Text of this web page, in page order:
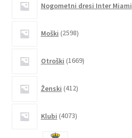
Nogometni dresi Inter Miami
Moški 2598izdelkov
Otroški 1669izdelkov
Ženski 412izdelkov
Klubi 4073izdelkov